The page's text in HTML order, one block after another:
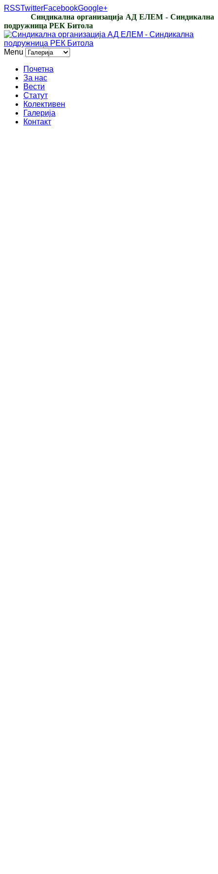
RSSTwitterFacebookGoogle+
Синдикална организација АД ЕЛЕМ - Синдикална
подружница РЕК Битола
Menu
Почетна
За нас
Вести
Статут
Колективен
Галерија
Контакт